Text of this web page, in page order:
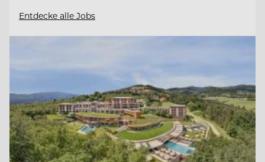
Entdecke alle Jobs